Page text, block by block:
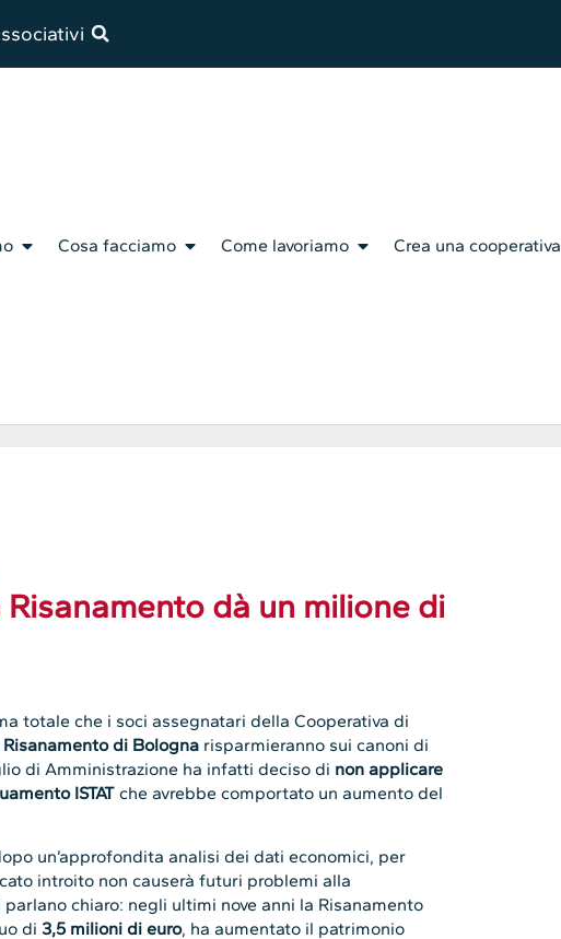
Cosa facciamo Come lavoriamo Crea una cooperativa
dà un milione di
totale che i soci assegnatari della Cooperativa di
Risanamento di Bologna risparmieranno sui canoni di
di Amministrazione ha infatti deciso di non applicare
ISTAT che avrebbe comportato un aumento del
un’approfondita analisi dei dati economici, per
introito non causerà futuri problemi alla
chiaro: negli ultimi nove anni la Risanamento
di 3,5 milioni di euro, ha aumentato il patrimonio